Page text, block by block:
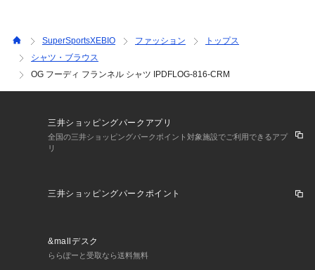
予告なく変更することがあります。あらかじめご了承くださ
い。アイピーディー IPD スーパースポーツゼビオ ゼビオ Sup
er Sports XEBIO スポーツカジュアル シャツ Men's Mens メ
ンズ めんず 男性 トップス
SuperSportsXEBIO ファッション
トップス
シャツ・ブラウス
OG フーディ フランネル シャツ IPDFLOG-816-CRM
三井ショッピングパークアプリ
全国の三井ショッピングパークポイント対象施設でご利用できるアプ
リ
三井ショッピングパークポイント
&mallデスク
ららぽーと受取なら送料無料